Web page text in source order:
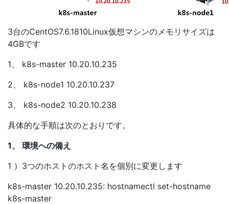
3台のCentOS7.6.1810Linux仮想マシンのメモリサイズは
4GBです
1、 k8s-master 10.20.10.235
2、 k8s-node1 10.20.10.237
3、 k8s-node2 10.20.10.238
具体的な手順は次のとおりです。
1、 環境への備え
1 ）3つのホストのホスト名を個別に変更します
k8s-master 10.20.10.235: hostnamectl set-hostname
k8s-master